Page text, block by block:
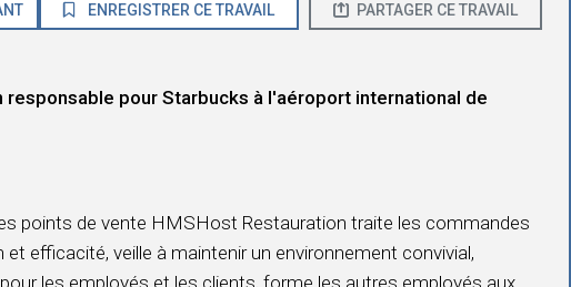
ENREGISTRER CE TRAVAIL PARTAGER CE TRAVAIL
responsable pour Starbucks à l'aéroport international de
points de vente HMSHost Restauration traite les commandes
efficacité, veille à maintenir un environnement convivial,